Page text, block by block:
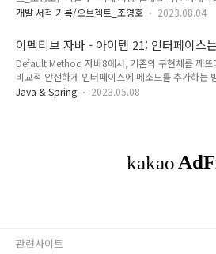
세 2023.08.03 THU 33p ~ 50p 3일차 내용 ⬇️
낮추기 2023.08.02 WED 17p ~ 33p 2일차 내용
ming.tistory.com 추상 클래스의 용도 TEMPLATE
기 위해서 이다. TEMPLATE METHOD 디자인패턴
리즘의 흐름을 구현하고, 중간에 필요한 ..
개발 서적 기록/오브젝트_조영호 2023.08.04
이펙티브 자바 - 아이템 21: 인터페이스
는 쪽을 생각해 설계하라
Default Method 자바8에서, 기존의 구현체를 깨뜨
비교적 안전하게 인터페이스에 메소드를 추가하는
는 메서드 하나를 추가하려면 해당 인터페이스를 구
java.util.Collection 인터페이스 java7의
스는 원래 removeIf 메소드가 없었다. Collection
Java & Spring 2023.05.08
관련사이트